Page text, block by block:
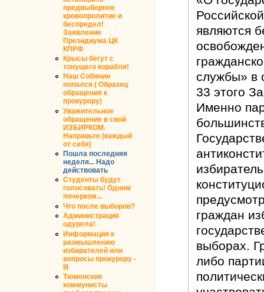
предвыборное
кровопролитие и
беспредел!
Заявление
Президиума ЦК
КПРФ
Крысы бегут с
тонущего корабля!
Наш Собянин
попался ( Образец
обращения к
прокурору)
Уважительное
обращение в свой
ИЗБИРКОМ.
Направьте (каждый
от себя)
Пошла последняя
неделя... Надо
действовать
Студенты будут
голосовать! Одним
почерком...
Что после выборов?
Администрация
одурела!
Информация к
размышлению
избирателей или
вопросы прокурору -
III
Тюменские
коммунисты
являются
службы» в
33 этого
Именно
граждан
выборах.
либо